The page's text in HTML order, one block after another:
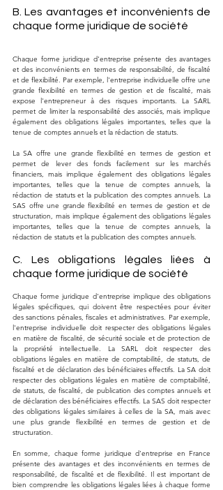
B. Les avantages et inconvénients de
chaque forme juridique de société
Chaque forme juridique d'entreprise présente des avantages
et des inconvénients en termes de responsabilité, de fiscalité
et de flexibilité. Par exemple, l'entreprise individuelle offre une
grande flexibilité en termes de gestion et de fiscalité, mais
expose l'entrepreneur à des risques importants. La SARL
permet de limiter la responsabilité des associés, mais implique
également des obligations légales importantes, telles que la
tenue de comptes annuels et la rédaction de statuts.
La SA offre une grande flexibilité en termes de gestion et
permet de lever des fonds facilement sur les marchés
financiers, mais implique également des obligations légales
importantes, telles que la tenue de comptes annuels, la
rédaction de statuts et la publication des comptes annuels. La
SAS offre une grande flexibilité en termes de gestion et de
structuration, mais implique également des obligations légales
importantes, telles que la tenue de comptes annuels, la
rédaction de statuts et la publication des comptes annuels.
C. Les obligations légales liées à
chaque forme juridique de société
Chaque forme juridique d'entreprise implique des obligations
légales spécifiques, qui doivent être respectées pour éviter
des sanctions pénales, fiscales et administratives. Par exemple,
l'entreprise individuelle doit respecter des obligations légales
en matière de fiscalité, de sécurité sociale et de protection de
la propriété intellectuelle. La SARL doit respecter des
obligations légales en matière de comptabilité, de statuts, de
fiscalité et de déclaration des bénéficiaires effectifs. La SA doit
respecter des obligations légales en matière de comptabilité,
de statuts, de fiscalité, de publication des comptes annuels et
de déclaration des bénéficiaires effectifs. La SAS doit respecter
des obligations légales similaires à celles de la SA, mais avec
une plus grande flexibilité en termes de gestion et de
structuration.
En somme, chaque forme juridique d'entreprise en France
présente des avantages et des inconvénients en termes de
responsabilité, de fiscalité et de flexibilité. Il est important de
bien comprendre les obligations légales liées à chaque forme